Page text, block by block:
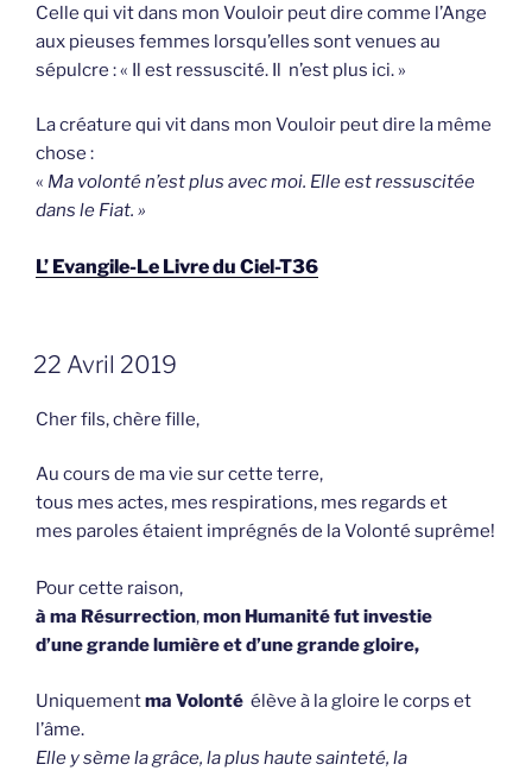
Celle qui vit dans mon Vouloir peut dire comme l’Ange
aux pieuses femmes lorsqu’elles sont venues au
sépulcre : « Il est ressuscité. Il n’est plus ici. »
La créature qui vit dans mon Vouloir peut dire la même
chose :
« Ma volonté n’est plus avec moi. Elle est ressuscitée
dans le Fiat. »
L’ Evangile-Le Livre du Ciel-T36
GEPLAATST
OP
22 Avril 2019
Cher fils, chère fille,
Au cours de ma vie sur cette terre,
tous mes actes, mes respirations, mes regards et
mes paroles étaient imprégnés de la Volonté suprême!
Pour cette raison,
à ma Résurrection,mon Humanité fut investie
d’une grande lumière et d’une grande gloire,
Uniquementma Volonté élève à la gloire le corps et
l’âme.
Elle y sème la grâce, la plus haute sainteté, la